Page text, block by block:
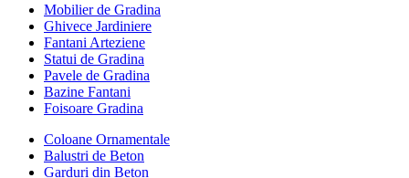
Mobilier de Gradina
Ghivece Jardiniere
Fantani Arteziene
Statui de Gradina
Pavele de Gradina
Bazine Fantani
Foisoare Gradina
Coloane Ornamentale
Balustri de Beton
Garduri din Beton